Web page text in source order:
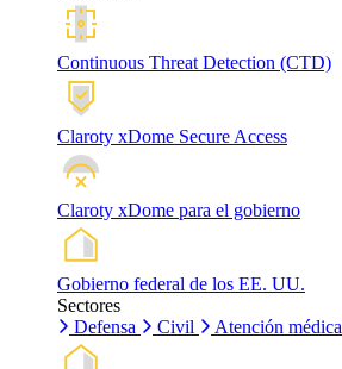
Continuous Threat Detection (CTD)
Claroty xDome Secure Access
Claroty xDome para el gobierno
Gobierno federal de los EE. UU.
Sectores
Defensa
Civil Atención médica